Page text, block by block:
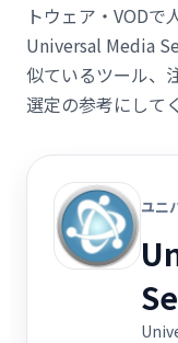
トウェア・VOD
Universal Media
似ているツール、
選定の参考にして
ユニ